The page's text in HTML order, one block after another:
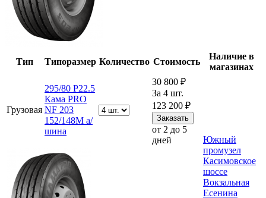
Тип Типоразмер Количество Стоимость
Наличие в
магазинах
Грузовая
295/80 Р22.5
Кама PRO
NF 203
152/148M а/
шина
30 800 ₽
За 4 шт.
123 200 ₽
от 2 до 5
дней
Южный
промузел
Касимовское
шоссе
Вокзальная
Есенина